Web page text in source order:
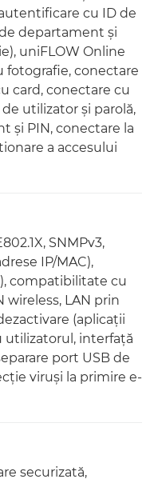
cu ID de
departament şi
uniFLOW Online
fotografie, conectare
card, conectare cu
utilizator şi parolă,
şi PIN, conectare la
a accesului
SNMPv3,
IP/MAC),
compatibilitate cu
wireless, LAN prin
(aplicaţii
utilizatorul, interfaţă
port USB de
viruşi la primire e-
securizată,